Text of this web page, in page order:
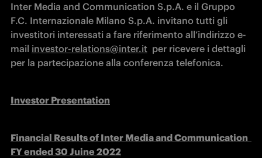
Inter Media and Communication S.p.A. e il Gruppo
F.C. Internazionale Milano S.p.A. invitano tutti gli
investitori interessati a fare riferimento all’indirizzo e-
mail investor-relations@inter.it per ricevere i dettagli
per la partecipazione alla conferenza telefonica.
Investor Presentation
Financial Results of Inter Media and Communication
FY ended 30 Juine 2022